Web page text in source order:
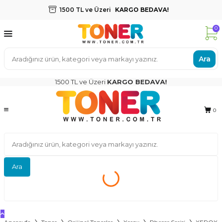
1500 TL ve Üzeri KARGO BEDAVA!
Ara
0
1500 TL ve Üzeri KARGO BEDAVA!
Ara
0